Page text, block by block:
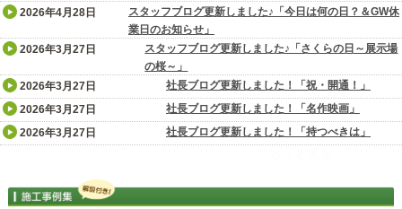
2026年4月28日
スタッフブログ更新しました♪「今日は何の日？＆GW休
業日のお知らせ」
2026年3月27日
スタッフブログ更新しました♪「さくらの日～展示場
の桜～」
2026年3月27日
社長ブログ更新しました！「祝・開通！」
2026年3月27日
社長ブログ更新しました！「名作映画」
2026年3月27日
社長ブログ更新しました！「持つべきは」